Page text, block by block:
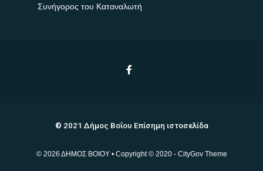
Συνήγορος του Καταναλωτή
© 2021 Δήμος Βοΐου Επίσημη ιστοσελίδα
© 2026 ΔΗΜΟΣ ΒΟΙΟΥ • Copyright © 2020 - CityGov Theme